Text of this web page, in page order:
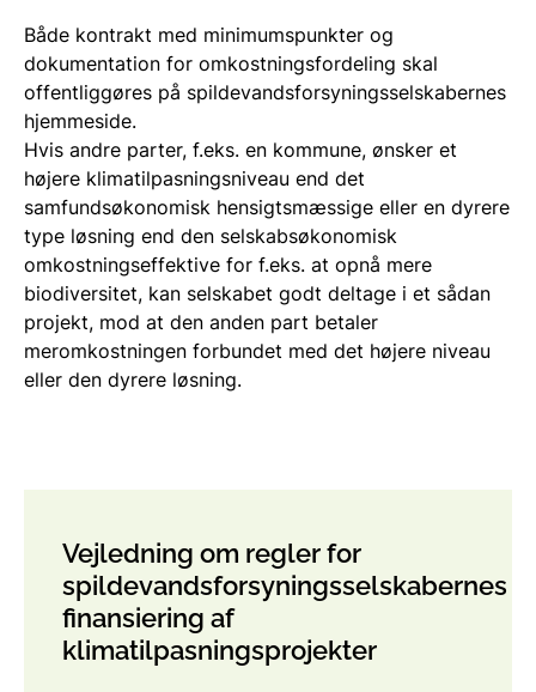
Både kontrakt med minimumspunkter og
dokumentation for omkostningsfordeling skal
offentliggøres på spildevandsforsyningsselskabernes
hjemmeside.
Hvis andre parter, f.eks. en kommune, ønsker et
højere klimatilpasningsniveau end det
samfundsøkonomisk hensigtsmæssige eller en dyrere
type løsning end den selskabsøkonomisk
omkostningseffektive for f.eks. at opnå mere
biodiversitet, kan selskabet godt deltage i et sådan
projekt, mod at den anden part betaler
meromkostningen forbundet med det højere niveau
eller den dyrere løsning.
Vejledning om regler for
spildevandsforsyningsselskabernes
finansiering af
klimatilpasningsprojekter